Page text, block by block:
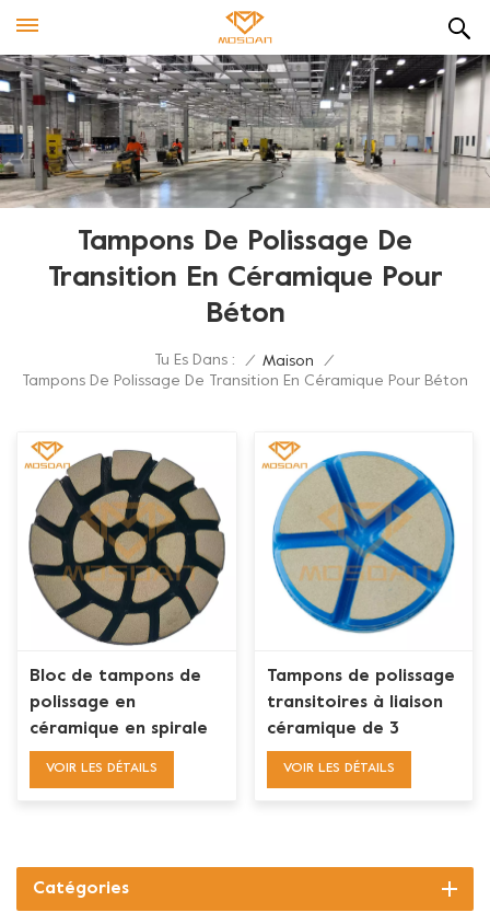
Tampons De Polissage De
Transition En Céramique Pour
Béton
Tu Es Dans : / Maison
/
Tampons De Polissage De Transition En Céramique Pour Béton
Bloc de tampons de
polissage en
céramique en spirale
de 3 pouces 80mm
VOIR LES DÉTAILS
Tampons de polissage
transitoires à liaison
céramique de 3
pouces pour le béton
VOIR LES DÉTAILS
Catégories